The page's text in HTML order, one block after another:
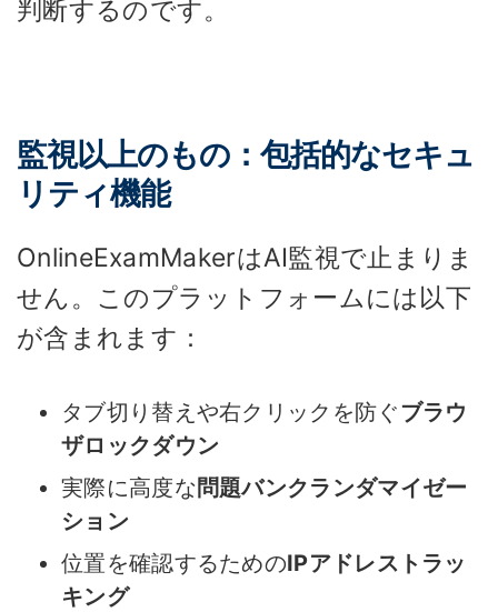
判断するのです。
監視以上のもの：包括的なセキュ
リティ機能
OnlineExamMakerはAI監視で止まりま
せん。このプラットフォームには以下
が含まれます：
タブ切り替えや右クリックを防ぐブラウ
ザロックダウン
実際に高度な問題バンクランダマイゼー
ション
位置を確認するためのIPアドレストラッ
キング